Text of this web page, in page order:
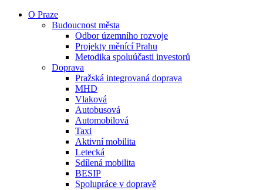
O Praze
Budoucnost města
Odbor územního rozvoje
Projekty měnící Prahu
Metodika spoluúčasti investorů
Doprava
Pražská integrovaná doprava
MHD
Vlaková
Autobusová
Automobilová
Taxi
Aktivní mobilita
Letecká
Sdílená mobilita
BESIP
Spolupráce v dopravě